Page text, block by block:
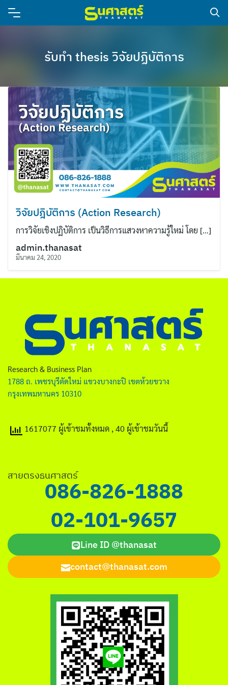
ไทย
English
ค้นหา
สำหรับ:
รับทำ thesis วิจัยปฏิบัติการ
วิจัยปฎิบัติการ (Action Research)
การวิจัยเชิงปฏิบัติการ เป็นวิธีการแสวงหาความรู้ใหม่ โดย […]
admin.thanasat
มีนาคม 24, 2020
Research & Business Plan
1788 ถ. เพชรบุรีตัดใหม่ แขวงบางกะปิ เขตห้วยขวาง
กรุงเทพมหานคร 10310
1617077 ผู้เข้าชมทั้งหมด , 40 ผู้เข้าชมวันนี้
สายตรงธนศาสตร์
086-826-1888
02-101-9657
Line ID @thanasat
contact@thanasat.com